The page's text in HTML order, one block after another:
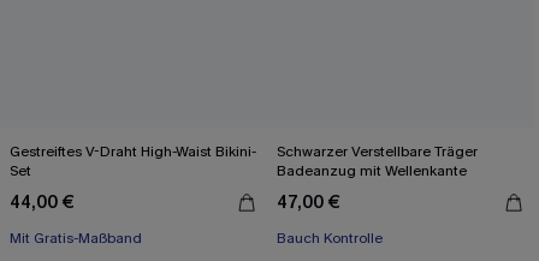
Gestreiftes V-Draht High-Waist Bikini-
Set
44,00 €
Mit Gratis-Maßband
Schwarzer Verstellbare Träger
Badeanzug mit Wellenkante
47,00 €
Bauch Kontrolle